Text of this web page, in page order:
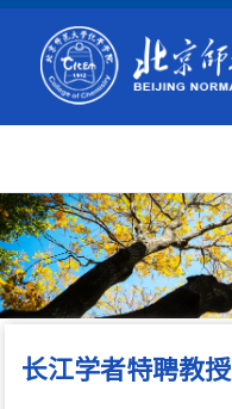
长江学者特聘教授